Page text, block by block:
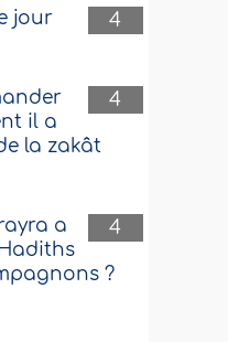
4
jour
4
il a
la zakât
4
a
?